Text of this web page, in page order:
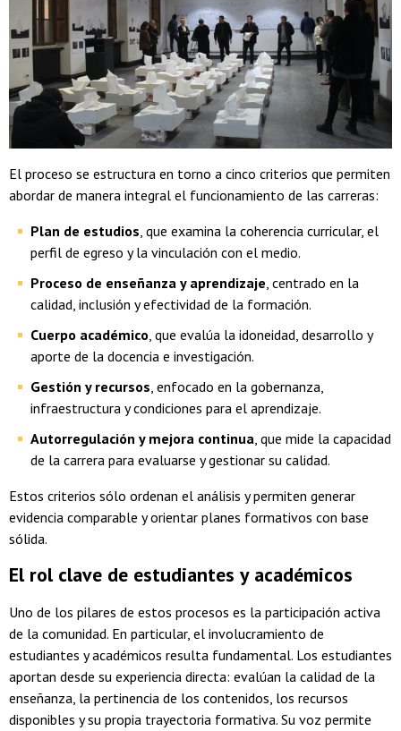
El proceso se estructura en torno a cinco criterios que permiten
abordar de manera integral el funcionamiento de las carreras:
Plan de estudios, que examina la coherencia curricular, el
perfil de egreso y la vinculación con el medio.
Proceso de enseñanza y aprendizaje, centrado en la
calidad, inclusión y efectividad de la formación.
Cuerpo académico, que evalúa la idoneidad, desarrollo y
aporte de la docencia e investigación.
Gestión y recursos, enfocado en la gobernanza,
infraestructura y condiciones para el aprendizaje.
Autorregulación y mejora continua, que mide la capacidad
de la carrera para evaluarse y gestionar su calidad.
Estos criterios sólo ordenan el análisis y permiten generar
evidencia comparable y orientar planes formativos con base
sólida.
El rol clave de estudiantes y académicos
Uno de los pilares de estos procesos es la participación activa
de la comunidad. En particular, el involucramiento de
estudiantes y académicos resulta fundamental. Los estudiantes
aportan desde su experiencia directa: evalúan la calidad de la
enseñanza, la pertinencia de los contenidos, los recursos
disponibles y su propia trayectoria formativa. Su voz permite